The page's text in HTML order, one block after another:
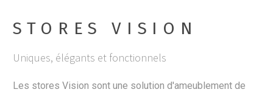
STORES VISION
Uniques, élégants et fonctionnels
Les stores Vision sont une solution d'ameublement de